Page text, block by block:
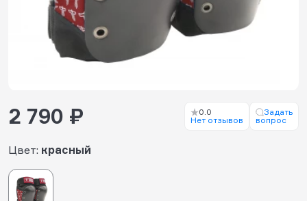
Цвет: красный
2 790 ₽
0.0
Нет отзывов
Задать
вопрос